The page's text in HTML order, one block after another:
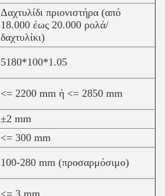
Δαχτυλίδι πριονιστήρα (από
18.000 έως 20.000 ρολά/
δαχτυλίκι)
5180*100*1.05
<= 2200 mm ή <= 2850 mm
±2 mm
<= 300 mm
100-280 mm (προσαρμόσιμο)
<= 3 mm